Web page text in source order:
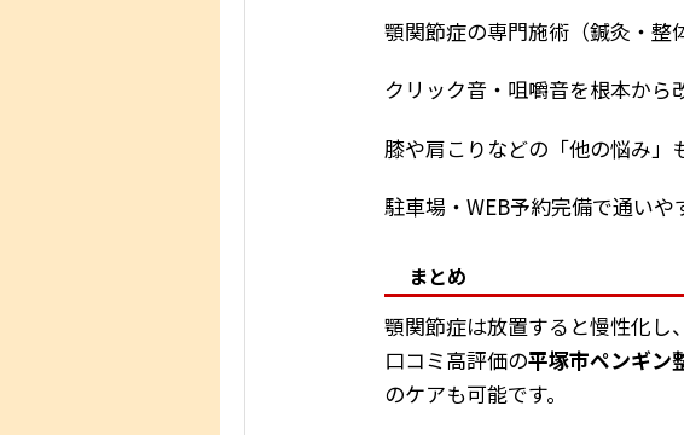
顎関節症の専門施術（鍼灸・整
クリック音・咀嚼音を根本から
膝や肩こりなどの「他の悩み」
駐車場・WEB予約完備で通いや
まとめ
顎関節症は放置すると慢性化し
口コミ高評価の平塚市ペンギン
のケアも可能です。